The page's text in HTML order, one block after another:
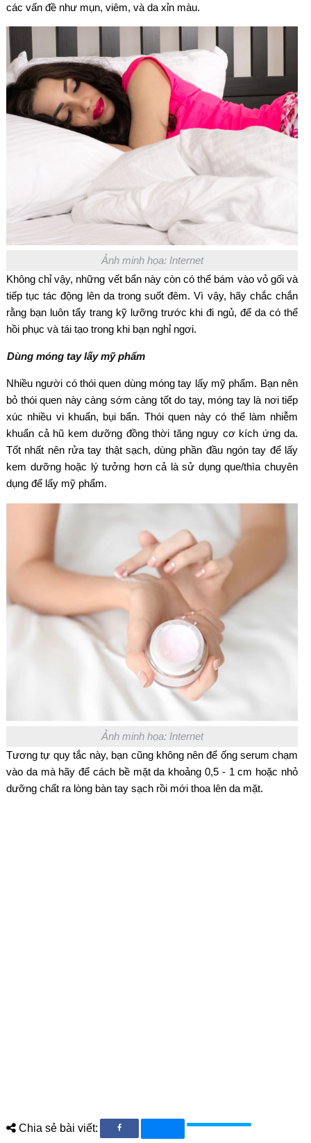
các vấn đề như mụn, viêm, và da xỉn màu.
Ảnh minh họa: Internet
Không chỉ vậy, những vết bẩn này còn có thể bám vào vỏ gối và
tiếp tục tác động lên da trong suốt đêm. Vì vậy, hãy chắc chắn
rằng bạn luôn tẩy trang kỹ lưỡng trước khi đi ngủ, để da có thể
hồi phục và tái tạo trong khi bạn nghỉ ngơi.
Dùng móng tay lấy mỹ phẩm
Nhiều người có thói quen dùng móng tay lấy mỹ phẩm. Bạn nên
bỏ thói quen này càng sớm càng tốt do tay, móng tay là nơi tiếp
xúc nhiều vi khuẩn, bụi bẩn. Thói quen này có thể làm nhiễm
khuẩn cả hũ kem dưỡng đồng thời tăng nguy cơ kích ứng da.
Tốt nhất nên rửa tay thật sạch, dùng phần đầu ngón tay để lấy
kem dưỡng hoặc lý tưởng hơn cả là sử dụng que/thìa chuyên
dụng để lấy mỹ phẩm.
Ảnh minh họa: Internet
Tương tự quy tắc này, bạn cũng không nên để ống serum chạm
vào da mà hãy để cách bề mặt da khoảng 0,5 - 1 cm hoặc nhỏ
dưỡng chất ra lòng bàn tay sạch rồi mới thoa lên da mặt.
Chia sẻ bài viết: